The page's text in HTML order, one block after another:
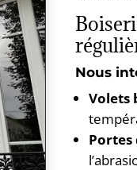
Nous
Volets
Portes